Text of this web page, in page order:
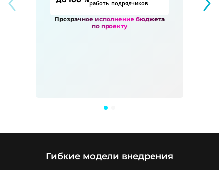
работы подрядчиков
Прозрачное исполнение бюджета
по проекту
Гибкие модели внедрения